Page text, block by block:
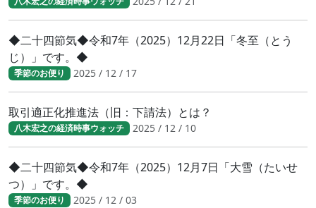
◆二十四節気◆令和7年（2025）12月22日「冬至（とう
じ）」です。◆
季節のお便り 2025 / 12 / 17
取引適正化推進法（旧：下請法）とは？
八木宏之の経済時事ウォッチ 2025 / 12 / 10
◆二十四節気◆令和7年（2025）12月7日「大雪（たいせ
つ）」です。◆
季節のお便り 2025 / 12 / 03